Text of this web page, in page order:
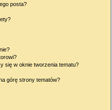
posta?
się w oknie tworzenia tematu?
górę strony tematów?